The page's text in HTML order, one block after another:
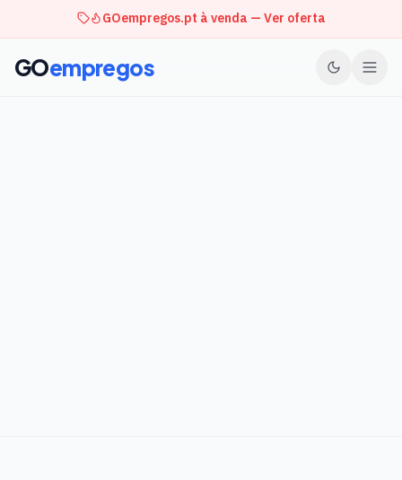
GOempregos.pt à venda — Ver oferta
GOempregos